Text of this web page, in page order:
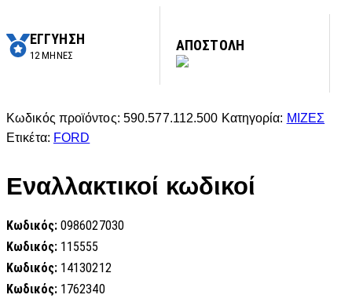
ΕΓΓΥΗΣΗ
12 ΜΗΝΕΣ
ΑΠΟΣΤΟΛΗ
Κωδικός προϊόντος: 590.577.112.500 Κατηγορία: ΜΙΖΕΣ
Ετικέτα: FORD
Εναλλακτικοί κωδικοί
Κωδικός: 0986027030
Κωδικός: 115555
Κωδικός: 14130212
Κωδικός: 1762340